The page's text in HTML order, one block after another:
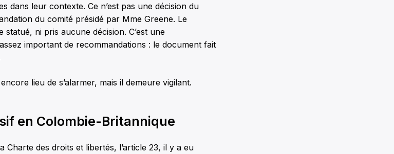
dans leur contexte. Ce n’est pas une décision du
du comité présidé par Mme Greene. Le
ni pris aucune décision. C’est une
important de recommandations : le document fait
lieu de s’alarmer, mais il demeure vigilant.
en Colombie-Britannique
Charte des droits et libertés, l’article 23, il y a eu